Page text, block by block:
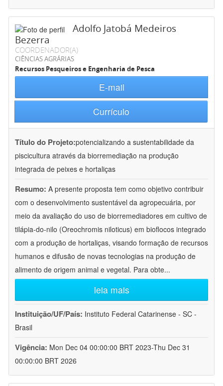
Adolfo Jatobá Medeiros
Bezerra
COORDENADOR(A)
CIÊNCIAS AGRÁRIAS
Recursos Pesqueiros e Engenharia de Pesca
E-mail
Currículo
Título do Projeto:potencializando a sustentabilidade da
piscicultura através da biorremediação na produção
integrada de peixes e hortaliças
Resumo: A presente proposta tem como objetivo contribuir
com o desenvolvimento sustentável da agropecuária, por
meio da avaliação do uso de biorremediadores em cultivo de
tilápia-do-nilo (Oreochromis niloticus) em bioflocos integrado
com a produção de hortaliças, visando formação de recursos
humanos e difusão de novas tecnologias na produção de
alimento de origem animal e vegetal. Para obte...
leia mais
Instituição/UF/País: Instituto Federal Catarinense - SC -
Brasil
Vigência: Mon Dec 04 00:00:00 BRT 2023-Thu Dec 31
00:00:00 BRT 2026